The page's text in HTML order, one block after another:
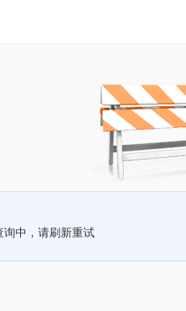
询中，请刷新重试